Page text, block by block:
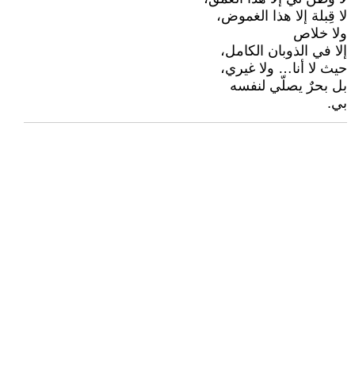
لا قِبلة إلا هذا الغموض،
ولا خلاص
إلا في الذوبان الكامل،
حيث لا أنا… ولا غيري،
بل بحرٌ يصلّي لنفسه
بي.